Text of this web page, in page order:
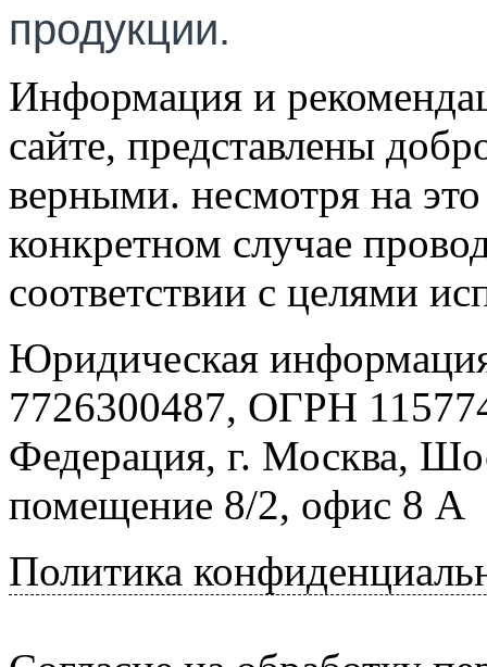
продукции.
Информация и
сайте, представлены
верными. несмотря на
конкретном случае
соответствии с целями
Юридическая
7726300487, ОГРН
Федерация, г. Москва,
помещение 8/2, офис 8 А
Политика